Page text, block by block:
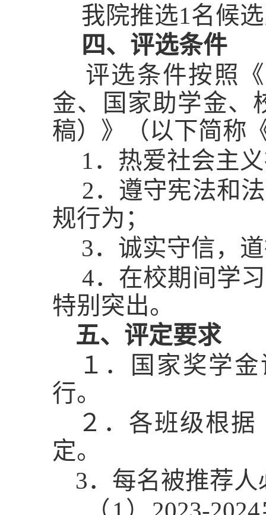
我院推选1名候
四、评选条件
评选条件按照
金、国家助学金、
稿）》（以下简称
1．热爱社会主
2．遵守宪法和
规行为；
3．诚实守信，
4．在校期间学
特别突出。
五、评定要求
１．国家奖学
行。
２．各班级根据
定。
3．每名被推荐